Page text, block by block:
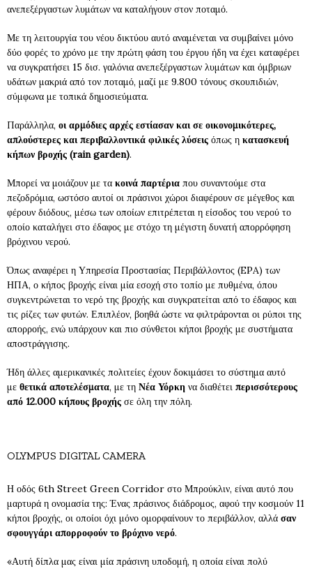
ανεπεξέργαστων λυμάτων να καταλήγουν στον ποταμό.
Με τη λειτουργία του νέου δικτύου αυτό αναμένεται να συμβαίνει μόνο
δύο φορές το χρόνο με την πρώτη φάση του έργου ήδη να έχει καταφέρει
να συγκρατήσει 15 δισ. γαλόνια ανεπεξέργαστων λυμάτων και όμβριων
υδάτων μακριά από τον ποταμό, μαζί με 9.800 τόνους σκουπιδιών,
σύμφωνα με τοπικά δημοσιεύματα.
Παράλληλα, οι αρμόδιες αρχές εστίασαν και σε οικονομικότερες,
απλούστερες και περιβαλλοντικά φιλικές λύσεις όπως η κατασκευή
κήπων βροχής (rain garden).
Μπορεί να μοιάζουν με τα κοινά παρτέρια που συναντούμε στα
πεζοδρόμια, ωστόσο αυτοί οι πράσινοι χώροι διαφέρουν σε μέγεθος και
φέρουν διόδους, μέσω των οποίων επιτρέπεται η είσοδος του νερού το
οποίο καταλήγει στο έδαφος με στόχο τη μέγιστη δυνατή απορρόφηση
βρόχινου νερού.
Όπως αναφέρει η Υπηρεσία Προστασίας Περιβάλλοντος (EPA) των
ΗΠΑ, ο κήπος βροχής είναι μία εσοχή στο τοπίο με πυθμένα, όπου
συγκεντρώνεται το νερό της βροχής και συγκρατείται από το έδαφος και
τις ρίζες των φυτών. Επιπλέον, βοηθά ώστε να φιλτράρονται οι ρύποι της
απορροής, ενώ υπάρχουν και πιο σύνθετοι κήποι βροχής με συστήματα
αποστράγγισης.
Ήδη άλλες αμερικανικές πολιτείες έχουν δοκιμάσει το σύστημα αυτό
με θετικά αποτελέσματα, με τη Νέα Υόρκη να διαθέτει περισσότερους
από 12.000 κήπους βροχής σε όλη την πόλη.
OLYMPUS DIGITAL CAMERA
Η οδός 6th Street Green Corridor στο Μπρούκλιν, είναι αυτό που
μαρτυρά η ονομασία της: Ένας πράσινος διάδρομος, αφού την κοσμούν 11
κήποι βροχής, οι οποίοι όχι μόνο ομορφαίνουν το περιβάλλον, αλλά σαν
σφουγγάρι απορροφούν το βρόχινο νερό.
«Αυτή δίπλα μας είναι μία πράσινη υποδομή, η οποία είναι πολύ